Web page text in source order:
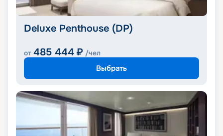
Deluxe Penthouse (DP)
от 485 444 ₽ /чел
Выбрать